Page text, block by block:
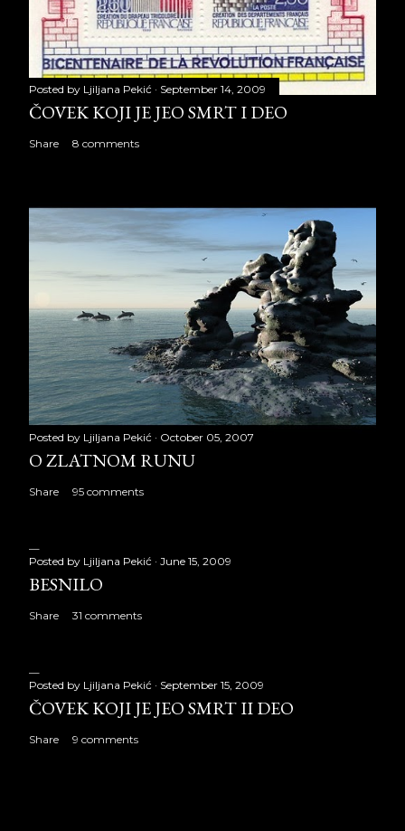
Posted by Ljiljana Pekić September 14, 2009
ČOVEK KOJI JE JEO SMRT I DEO
Share 8 comments
Posted by Ljiljana Pekić October 05, 2007
O ZLATNOM RUNU
Share 95 comments
Posted by Ljiljana Pekić June 15, 2009
BESNILO
Share 31 comments
Posted by Ljiljana Pekić September 15, 2009
ČOVEK KOJI JE JEO SMRT II DEO
Share 9 comments